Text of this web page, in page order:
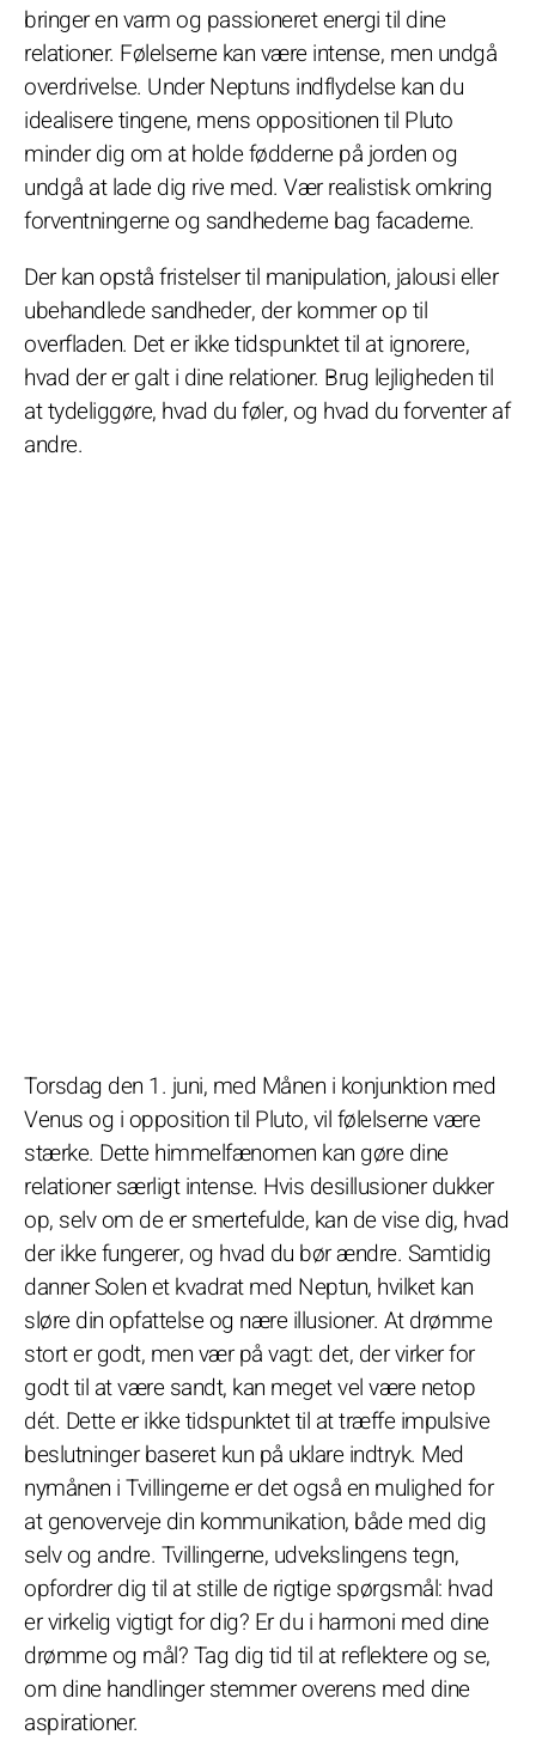
bringer en varm og passioneret energi til dine
relationer. Følelserne kan være intense, men undgå
overdrivelse. Under Neptuns indflydelse kan du
idealisere tingene, mens oppositionen til Pluto
minder dig om at holde fødderne på jorden og
undgå at lade dig rive med. Vær realistisk omkring
forventningerne og sandhederne bag facaderne.
Der kan opstå fristelser til manipulation, jalousi eller
ubehandlede sandheder, der kommer op til
overfladen. Det er ikke tidspunktet til at ignorere,
hvad der er galt i dine relationer. Brug lejligheden til
at tydeliggøre, hvad du føler, og hvad du forventer af
andre.
Torsdag den 1. juni, med Månen i konjunktion med
Venus og i opposition til Pluto, vil følelserne være
stærke. Dette himmelfænomen kan gøre dine
relationer særligt intense. Hvis desillusioner dukker
op, selv om de er smertefulde, kan de vise dig, hvad
der ikke fungerer, og hvad du bør ændre. Samtidig
danner Solen et kvadrat med Neptun, hvilket kan
sløre din opfattelse og nære illusioner. At drømme
stort er godt, men vær på vagt: det, der virker for
godt til at være sandt, kan meget vel være netop
dét. Dette er ikke tidspunktet til at træffe impulsive
beslutninger baseret kun på uklare indtryk. Med
nymånen i Tvillingerne er det også en mulighed for
at genoverveje din kommunikation, både med dig
selv og andre. Tvillingerne, udvekslingens tegn,
opfordrer dig til at stille de rigtige spørgsmål: hvad
er virkelig vigtigt for dig? Er du i harmoni med dine
drømme og mål? Tag dig tid til at reflektere og se,
om dine handlinger stemmer overens med dine
aspirationer.